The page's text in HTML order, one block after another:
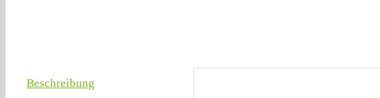
Beschreibung